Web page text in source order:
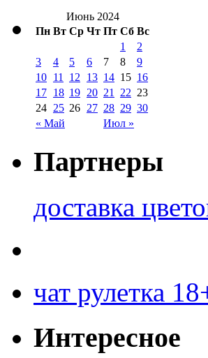
Июнь 2024
Пн Вт Ср Чт Пт Сб Вс
« Май Июл »
1
2
3
4 5 6 7 8
9
10 11 12 13 14 15 16
17 18 19 20 21 22 23
24 25 26 27 28 29 30
Партнеры
доставка
чат рулетка
Интересное